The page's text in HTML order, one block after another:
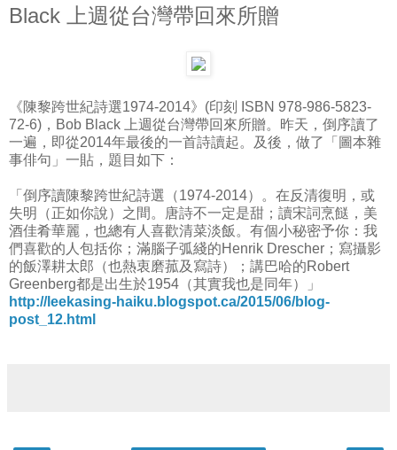
Black 上週從台灣帶回來所贈
《陳黎跨世紀詩選1974-2014》(印刻 ISBN 978-986-5823-
72-6)，Bob Black 上週從台灣帶回來所贈。昨天，倒序讀了
一遍，即從2014年最後的一首詩讀起。及後，做了「圖本雜
事俳句」一貼，題目如下：
「倒序讀陳黎跨世紀詩選（1974-2014）。在反清復明，或
失明（正如你說）之間。唐詩不一定是甜；讀宋詞烹餸，美
酒佳肴華麗，也總有人喜歡清菜淡飯。有個小秘密予你：我
們喜歡的人包括你；滿腦子弧綫的Henrik Drescher；寫攝影
的飯澤耕太郎（也熱衷磨菰及寫詩）；講巴哈的Robert
Greenberg都是出生於1954（其實我也是同年）」
http://leekasing-haiku.blogspot.ca/2015/06/blog-
post_12.html